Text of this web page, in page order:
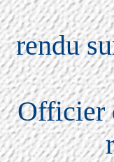
rendu
Officier